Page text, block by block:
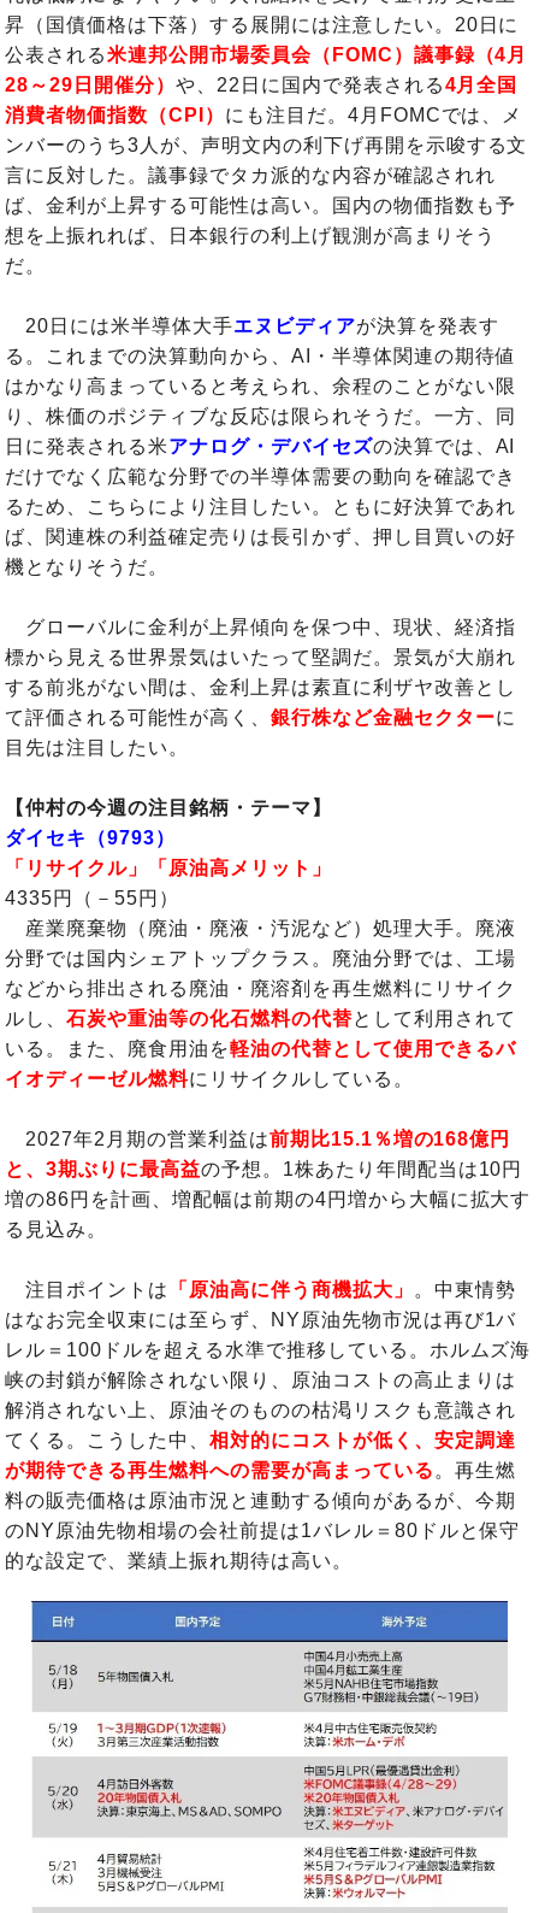
昇（国債価格は下落）する展開には注意したい。20日に
公表される米連邦公開市場委員会（FOMC）議事録（4月
28～29日開催分）や、22日に国内で発表される4月全国
消費者物価指数（CPI） にも注目だ。4月FOMCでは、メ
ンバーのうち3人が、声明文内の利下げ再開を示唆する文
言に反対した。議事録でタカ派的な内容が確認されれ
ば、金利が上昇する可能性は高い。国内の物価指数も予
想を上振れれば、日本銀行の利上げ観測が高まりそう
だ。
20日には米半導体大手エヌビディアが決算を発表す
る。これまでの決算動向から、AI・半導体関連の期待値
はかなり高まっていると考えられ、余程のことがない限
り、株価のポジティブな反応は限られそうだ。一方、同
日に発表される米アナログ・デバイセズの決算では、AI
だけでなく広範な分野での半導体需要の動向を確認でき
るため、こちらにより注目したい。ともに好決算であれ
ば、関連株の利益確定売りは長引かず、押し目買いの好
機となりそうだ。
グローバルに金利が上昇傾向を保つ中、現状、経済指
標から見える世界景気はいたって堅調だ。景気が大崩れ
する前兆がない間は、金利上昇は素直に利ザヤ改善とし
て評価される可能性が高く、 銀行株など金融セクターに
目先は注目したい。
【仲村の今週の注目銘柄・テーマ】
ダイセキ（9793）
「リサイクル」「原油高メリット」
4335円（－55円）
産業廃棄物（廃油・廃液・汚泥など）処理大手。廃液
分野では国内シェアトップクラス。廃油分野では、工場
などから排出される廃油・廃溶剤を再生燃料にリサイク
ルし、石炭や重油等の化石燃料の代替として利用されて
いる。また、廃食用油を軽油の代替として使用できるバ
イオディーゼル燃料にリサイクルしている。
2027年2月期の営業利益は前期比15.1％増の168億円
と、3期ぶりに最高益の予想。1株あたり年間配当は10円
増の86円を計画、増配幅は前期の4円増から大幅に拡大す
る見込み。
注目ポイントは 「原油高に伴う商機拡大」
。中東情勢
はなお完全収束には至らず、NY原油先物市況は再び1バ
レル＝100ドルを超える水準で推移している。ホルムズ海
峡の封鎖が解除されない限り、原油コストの高止まりは
解消されない上、原油そのものの枯渇リスクも意識され
てくる。こうした中、相対的にコストが低く、安定調達
が期待できる再生燃料への需要が高まっている 。再生燃
料の販売価格は原油市況と連動する傾向があるが、今期
のNY原油先物相場の会社前提は1バレル＝80ドルと保守
的な設定で、業績上振れ期待は高い。